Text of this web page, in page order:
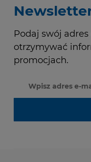
Podaj swój
otrzymywać
promocjach.